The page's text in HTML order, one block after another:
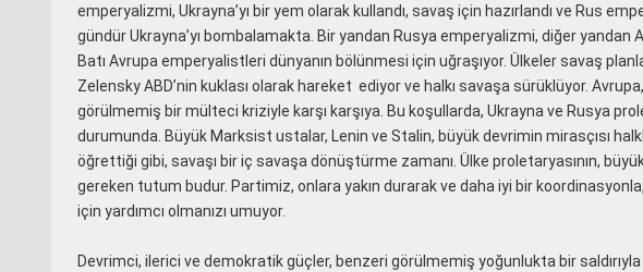
emperyalizmi, Ukrayna’yı bir yem olarak kullandı, savaş için hazırlandı ve Rus
gündür Ukrayna’yı bombalamakta. Bir yandan Rusya emperyalizmi, diğer
Batı Avrupa emperyalistleri dünyanın bölünmesi için uğraşıyor. Ülkeler savaş
Zelensky ABD’nin kuklası olarak hareket ediyor ve halkı savaşa sürüklüyor.
görülmemiş bir mülteci kriziyle karşı karşıya. Bu koşullarda, Ukrayna ve Rusya
durumunda. Büyük Marksist ustalar, Lenin ve Stalin, büyük devrimin mirasçısı
öğrettiği gibi, savaşı bir iç savaşa dönüştürme zamanı. Ülke proletaryasının,
gereken tutum budur. Partimiz, onlara yakın durarak ve daha iyi bir
için yardımcı olmanızı umuyor.
Devrimci, ilerici ve demokratik güçler, benzeri görülmemiş yoğunlukta bir saldırıyla